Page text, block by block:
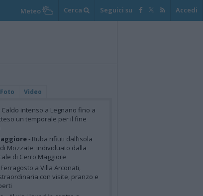
Meteo Cerca Seguici su Accedi
Foto Video
Caldo intenso a Legnano fino a
un temporale per il fine
- Ruba rifiuti dall’isola
Mozzate: individuato dalla
di Cerro Maggiore
a Villa Arconati,
con visite, pranzo e